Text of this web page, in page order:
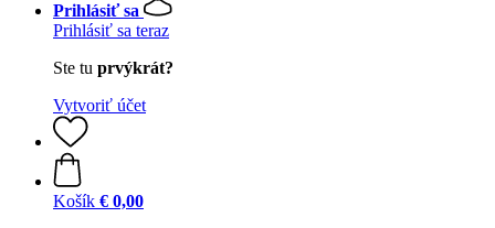
Prihlásiť sa
Prihlásiť sa teraz
Ste tu prvýkrát?
Vytvoriť účet
Košík € 0,00